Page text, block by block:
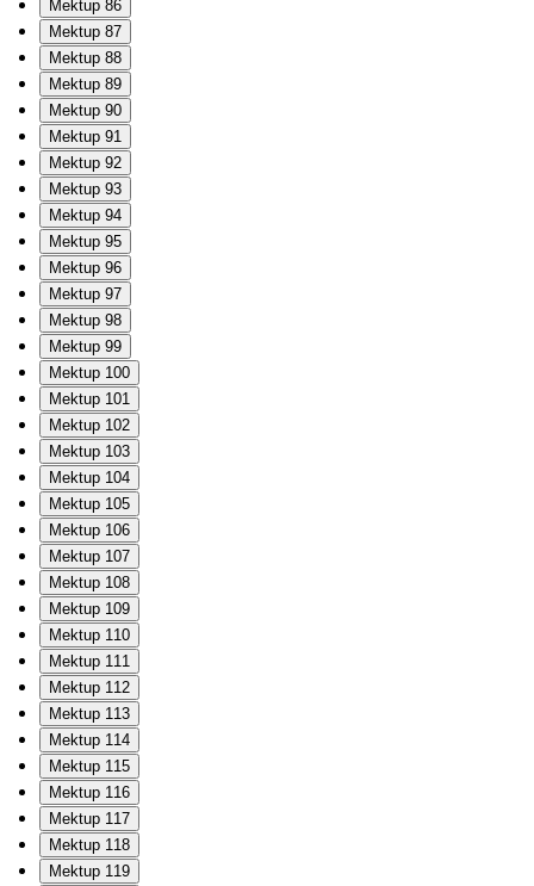
Mektup 86
Mektup 87
Mektup 88
Mektup 89
Mektup 90
Mektup 91
Mektup 92
Mektup 93
Mektup 94
Mektup 95
Mektup 96
Mektup 97
Mektup 98
Mektup 99
Mektup 100
Mektup 101
Mektup 102
Mektup 103
Mektup 104
Mektup 105
Mektup 106
Mektup 107
Mektup 108
Mektup 109
Mektup 110
Mektup 111
Mektup 112
Mektup 113
Mektup 114
Mektup 115
Mektup 116
Mektup 117
Mektup 118
Mektup 119